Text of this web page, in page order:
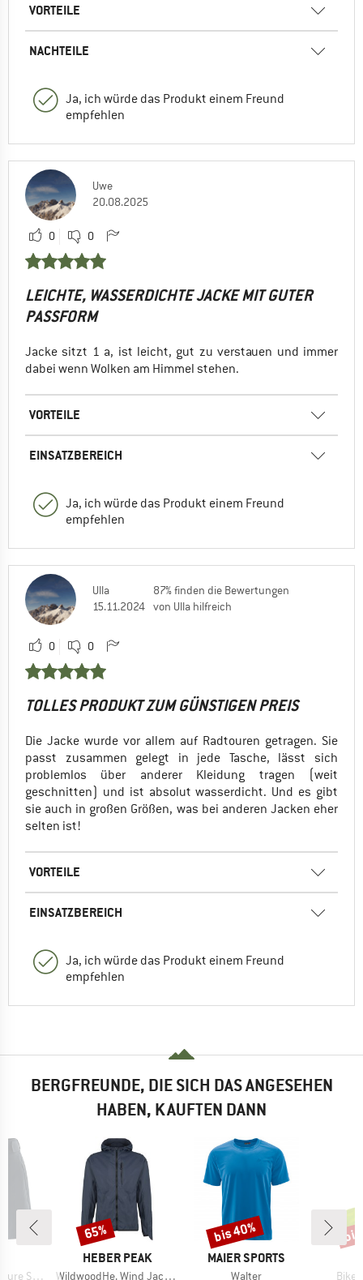
VORTEILE
NACHTEILE
Ja, ich würde das Produkt einem Freund
empfehlen
Uwe
20.08.2025
0 0
LEICHTE, WASSERDICHTE JACKE MIT GUTER
PASSFORM
Jacke sitzt 1 a, ist leicht, gut zu verstauen und immer
dabei wenn Wolken am Himmel stehen.
VORTEILE
EINSATZBEREICH
Ja, ich würde das Produkt einem Freund
empfehlen
Ulla
15.11.2024
87% finden die Bewertungen
von Ulla hilfreich
0 0
TOLLES PRODUKT ZUM GÜNSTIGEN PREIS
Die Jacke wurde vor allem auf Radtouren getragen. Sie
passt zusammen gelegt in jede Tasche, lässt sich
problemlos über anderer Kleidung tragen (weit
geschnitten) und ist absolut wasserdicht. Und es gibt
sie auch in großen Größen, was bei anderen Jacken eher
selten ist!
VORTEILE
EINSATZBEREICH
Ja, ich würde das Produkt einem Freund
empfehlen
BERGFREUNDE, DIE SICH DAS ANGESEHEN
HABEN, KAUFTEN DANN
Shorts
MARKE
HEBER PEAK
Artikel
WildwoodHe. Wind Jacket
Rabatt
65%
MARKE
MAIER SPORTS
Artikel
Walter
Rabatt
bis 40%
Bike